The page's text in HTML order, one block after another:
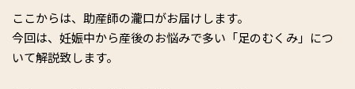
ここからは、助産師の瀧口がお届けします。
今回は、妊娠中から産後のお悩みで多い「足のむくみ」につ
いて解説致します。